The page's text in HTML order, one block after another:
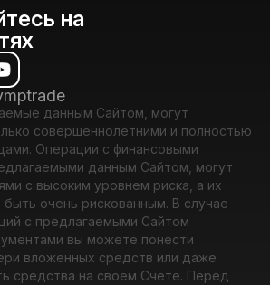
на
данным Сайтом, могут
совершеннолетними и полностью
Операции с финансовыми
данным Сайтом, могут
с высоким уровнем риска, а их
очень рискованным. В случае
с предлагаемыми Сайтом
вы можете понести
вложенных средств или даже
средства на своем Счете. Перед